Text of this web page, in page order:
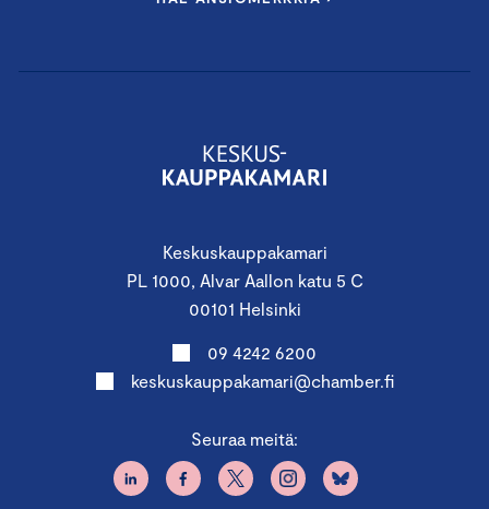
Keskuskauppakamari
PL 1000, Alvar Aallon katu 5 C
00101 Helsinki
09 4242 6200
keskuskauppakamari@chamber.fi
Seuraa meitä: